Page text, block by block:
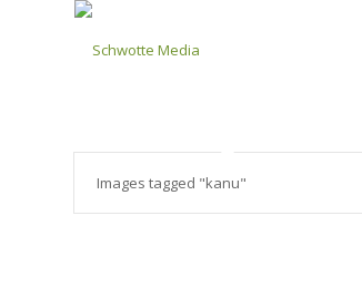
Images tagged "kanu"